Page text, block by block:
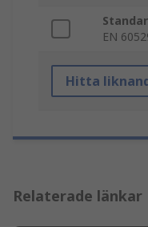
EN
Hitta
Relaterade länkar